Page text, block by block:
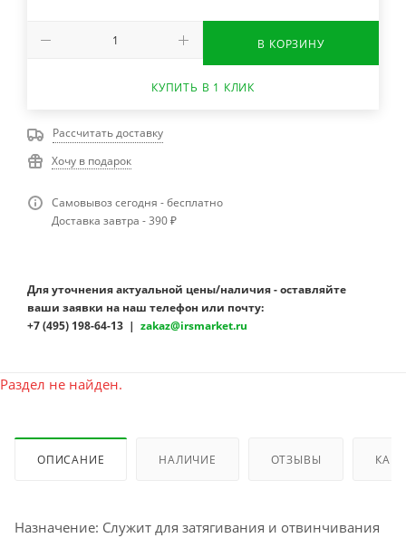
В КОРЗИНУ
КУПИТЬ В 1 КЛИК
Рассчитать доставку
Хочу в подарок
Самовывоз сегодня - бесплатно
Доставка завтра - 390 ₽
Для уточнения актуальной цены/наличия - оставляйте
ваши заявки на наш телефон или почту:
+7 (495) 198-64-13 | zakaz@irsmarket.ru
Раздел не найден.
ОПИСАНИЕ НАЛИЧИЕ ОТЗЫВЫ КАК
Назначение: Служит для затягивания и отвинчивания